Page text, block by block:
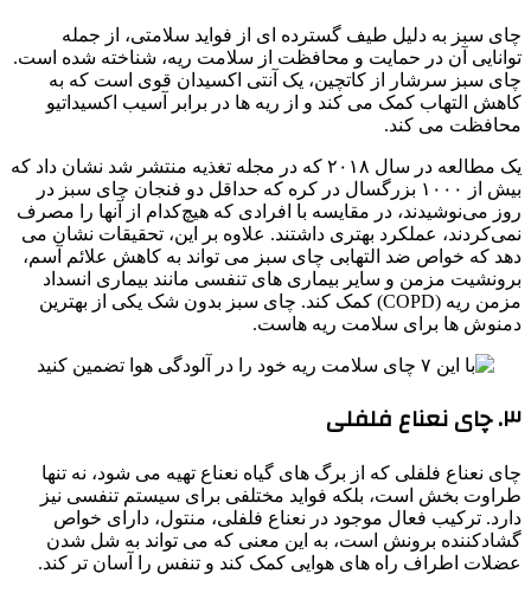
چای سبز به دلیل طیف گسترده ای از فواید سلامتی، از جمله
توانایی آن در حمایت و محافظت از سلامت ریه، شناخته شده است.
چای سبز سرشار از کاتچین، یک آنتی اکسیدان قوی است که به
کاهش التهاب کمک می کند و از ریه ها در برابر آسیب اکسیداتیو
محافظت می کند.
یک مطالعه در سال ۲۰۱۸ که در مجله تغذیه منتشر شد نشان داد که
بیش از ۱۰۰۰ بزرگسال در کره که حداقل دو فنجان چای سبز در
روز می‌نوشیدند، در مقایسه با افرادی که هیچ‌کدام از آنها را مصرف
نمی‌کردند، عملکرد بهتری داشتند. علاوه بر این، تحقیقات نشان می
دهد که خواص ضد التهابی چای سبز می تواند به کاهش علائم آسم،
برونشیت مزمن و سایر بیماری های تنفسی مانند بیماری انسداد
مزمن ریه (COPD) کمک کند. چای سبز بدون شک یکی از بهترین
دمنوش ها برای سلامت ریه هاست.
۳. چای نعناع فلفلی
چای نعناع فلفلی که از برگ های گیاه نعناع تهیه می شود، نه تنها
طراوت بخش است، بلکه فواید مختلفی برای سیستم تنفسی نیز
دارد. ترکیب فعال موجود در نعناع فلفلی، منتول، دارای خواص
گشادکننده برونش است، به این معنی که می تواند به شل شدن
عضلات اطراف راه های هوایی کمک کند و تنفس را آسان تر کند.